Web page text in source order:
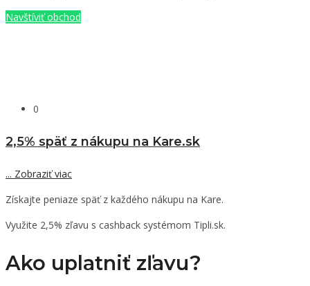
Navštíviť obchod
0
2,5% späť z nákupu na Kare.sk
... Zobraziť viac
Získajte peniaze späť z každého nákupu na Kare.
Využite 2,5% zľavu s cashback systémom Tipli.sk.
Ako uplatniť zľavu?